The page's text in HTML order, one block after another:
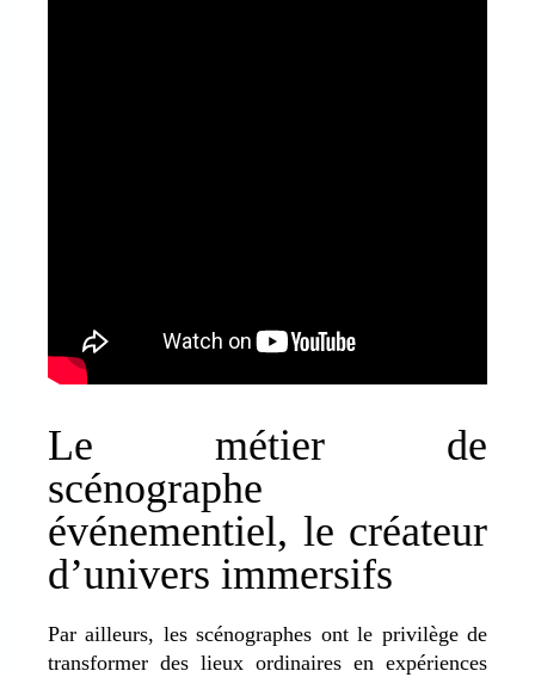
Le métier de
scénographe
événementiel, le créateur
d’univers immersifs
Par ailleurs, les scénographes ont le privilège de
transformer des lieux ordinaires en expériences